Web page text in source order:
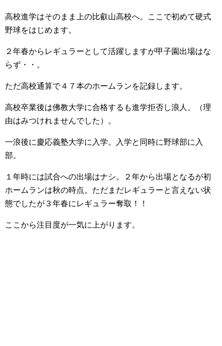
高校進学はそのまま上の比叡山高校へ。ここで初めて硬式
野球をはじめます。
２年春からレギュラーとして活躍しますが甲子園出場はな
らず・・。
ただ高校通算で４７本のホームランを記録します。
高校卒業後は佛教大学に合格するも進学拒否し浪人。（理
由はみつけれませんでした）。
一浪後に慶応義塾大学に入学。入学と同時に野球部に入
部。
１年時には試合への出場はナシ。２年から出場となるが初
ホームランは秋の時点。ただまだレギュラーと言えない状
態でしたが３年春にレギュラー奪取！！
ここから注目度が一気に上がります。